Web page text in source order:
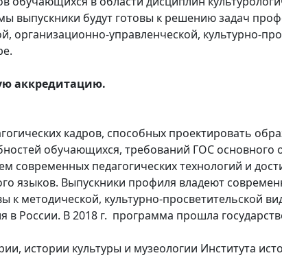
выпускники будут готовы к решению задач
организационно-управленческой, культурно-
аккредитацию.
кадров, способных проектировать
обучающихся, требований ГОС основного
современных педагогических технологий и
языков. Выпускники профиля владеют
к методической, культурно-просветительской
в России. В 2018 г. программа прошла
истории культуры и музеологии Института